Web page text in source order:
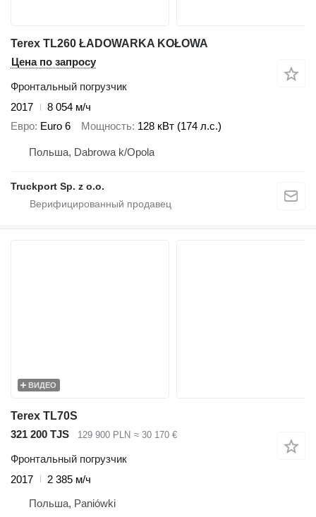
Terex TL260 ŁADOWARKA KOŁOWA
Цена по запросу
Фронтальный погрузчик
2017
8 054 м/ч
Евро Euro 6 Мощность 128 кВт (174 л.с.)
Польша, Dabrowa k/Opola
Truckport Sp. z o.o.
ВИДЕО
Terex TL70S
321 200 TJS
129 900 PLN ≈ 30 170 €
Фронтальный погрузчик
2017
2 385 м/ч
Польша, Paniówki